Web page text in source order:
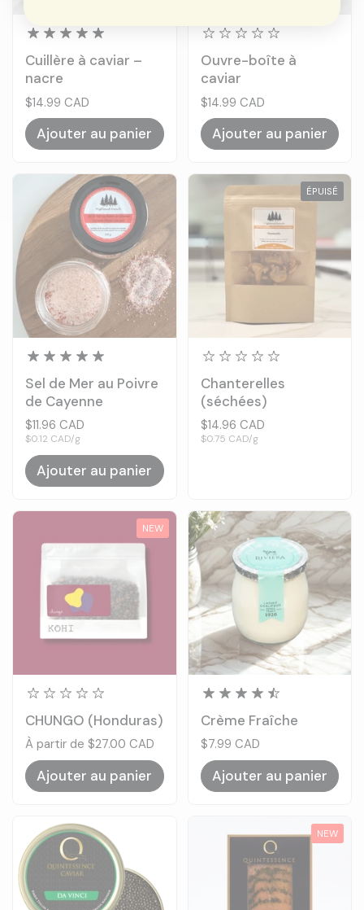
Cuillère à caviar –
nacre
Prix:
$14.99 CAD
Ajouter au panier
Ouvre-boîte à
caviar
Prix:
$14.99 CAD
Ajouter au panier
Sel de Mer au Poivre
de Cayenne
Prix:
$11.96 CAD
Prix à l'unité:
$0.12 CAD/g
Ajouter au panier
Chanterelles
(séchées)
Prix:
$14.96 CAD
Prix à l'unité:
$0.75 CAD/g
ÉPUISÉ
CHUNGO (Honduras)
Prix:
À partir de $27.00 CAD
Ajouter au panier
NEW
Crème Fraîche
Prix:
$7.99 CAD
Ajouter au panier
NEW